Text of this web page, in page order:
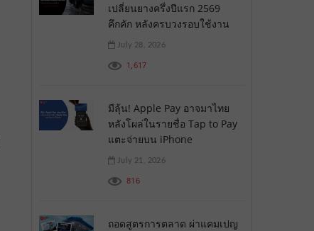
เปลี่ยนยางครึ่งปีแรก 2569
คึกคัก หลังครบวงรอบใช้งาน
July 28, 2026
1,617
มีลุ้น! Apple Pay อาจมาไทย
หลังโผล่ในรายชื่อ Tap to Pay
แตะจ่ายบน iPhone
July 21, 2026
816
ถอดสูตรการตลาด ผ่าแคมเปญ